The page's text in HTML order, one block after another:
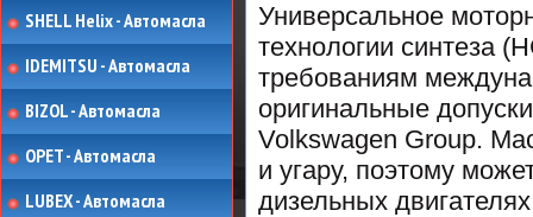
SHELL Helix - Автомасла
IDEMITSU - Автомасла
BIZOL - Автомасла
OPET - Автомасла
LUBEX - Автомасла
Универсальное
технологии синтеза
требованиям
оригинальные
Volkswagen Group.
и угару, поэтому
дизельных